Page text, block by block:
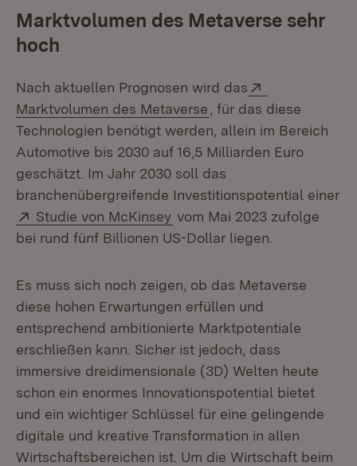
Marktvolumen des Metaverse sehr
hoch
Nach aktuellen Prognosen wird das
Marktvolumen des Metaverse (Öffnet in neuem
, für das diese
Technologien benötigt werden, allein im Bereich
Automotive bis 2030 auf 16,5 Milliarden Euro
geschätzt. Im Jahr 2030 soll das
branchenübergreifende Investitionspotential einer
Extern:
Studie von McKinsey (Öffnet in neuem Fenster)
vom Mai 2023 zufolge
bei rund fünf Billionen US-Dollar liegen.
Es muss sich noch zeigen, ob das Metaverse
diese hohen Erwartungen erfüllen und
entsprechend ambitionierte Marktpotentiale
erschließen kann. Sicher ist jedoch, dass
immersive dreidimensionale (3D) Welten heute
schon ein enormes Innovationspotential bietet
und ein wichtiger Schlüssel für eine gelingende
digitale und kreative Transformation in allen
Wirtschaftsbereichen ist. Um die Wirtschaft beim